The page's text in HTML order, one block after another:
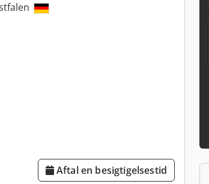
Aftal en besigtigelsestid